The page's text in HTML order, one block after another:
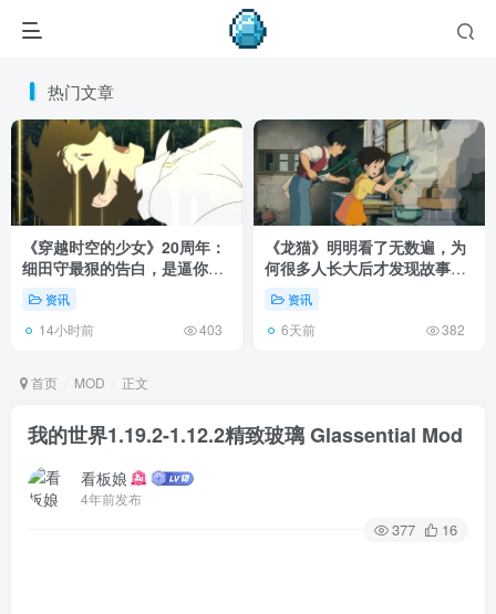
热门文章
《穿越时空的少女》20周年：
细田守最狠的告白，是逼你承
认有些夏天回不去了！
资讯
14小时前 403
《龙猫》明明看了无数遍，为
何很多人长大后才发现故事根
本不在 1988 年！
资讯
6天前 382
首页 MOD 正文
我的世界1.19.2-1.12.2精致玻璃 Glassential Mod
看板娘
4年前发布
377 16